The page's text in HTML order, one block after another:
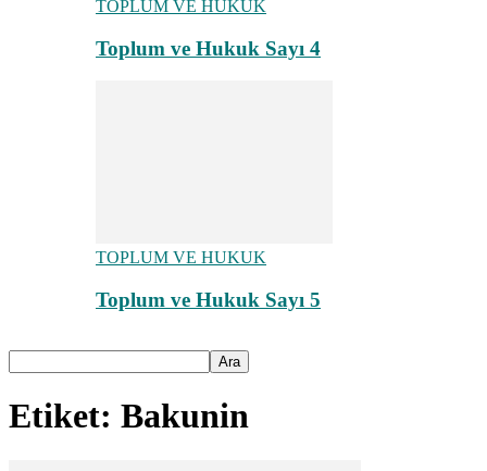
TOPLUM VE HUKUK
Toplum ve Hukuk Sayı 4
TOPLUM VE HUKUK
Toplum ve Hukuk Sayı 5
Etiket: Bakunin